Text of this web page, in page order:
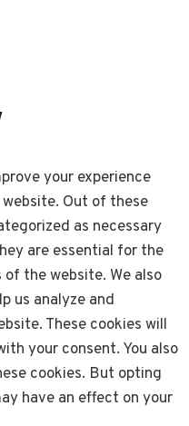
your experience
Out of these
as necessary
are essential for the
the website. We also
us analyze and
These cookies will
your consent. You also
cookies. But opting
have an effect on your